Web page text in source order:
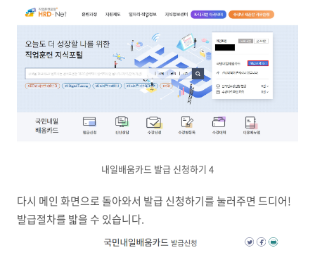
내일배움카드 발급 신청하기 4
다시 메인 화면으로 돌아와서 발급 신청하기를 눌러주면 드디어!
발급절차를 밟을 수 있습니다.